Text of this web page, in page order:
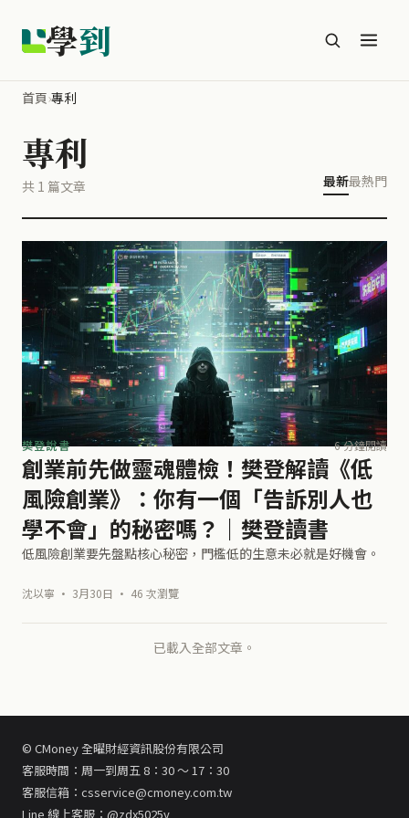
學到
首頁›專利
專利
共 1 篇文章 最新最熱門
樊登說書 6 分鐘閱讀
創業前先做靈魂體檢！樊登解讀《低
風險創業》：你有一個「告訴別人也
學不會」的秘密嗎？｜樊登讀書
低風險創業要先盤點核心秘密，門檻低的生意未必就是好機會。
沈以寧 · 3月30日 · 46 次瀏覽
已載入全部文章。
© CMoney 全曜財經資訊股份有限公司
客服時間：周一到周五 8：30 ～ 17：30
客服信箱：csservice@cmoney.com.tw
Line 線上客服：@zdx5025y